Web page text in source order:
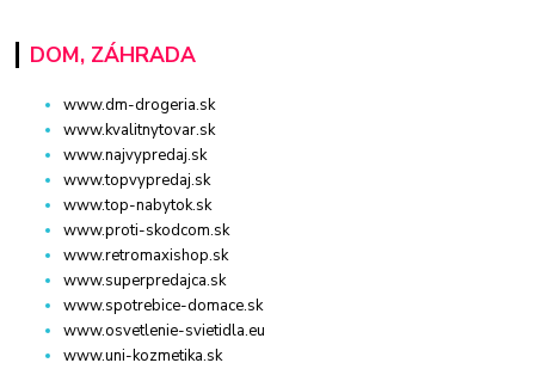
DOM, ZÁHRADA
www.dm-drogeria.sk
www.kvalitnytovar.sk
www.najvypredaj.sk
www.topvypredaj.sk
www.top-nabytok.sk
www.proti-skodcom.sk
www.retromaxishop.sk
www.superpredajca.sk
www.spotrebice-domace.sk
www.osvetlenie-svietidla.eu
www.uni-kozmetika.sk